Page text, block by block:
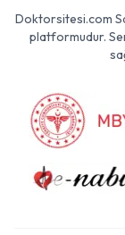
Doktorsitesi.com
platformudur.